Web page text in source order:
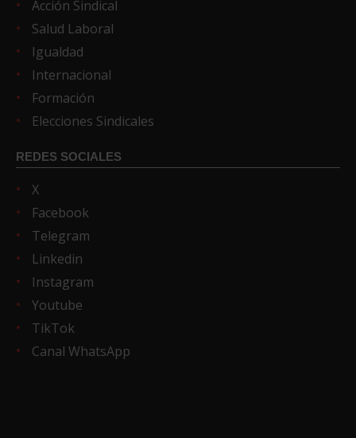
Acción Sindical
Salud Laboral
Igualdad
Internacional
Formación
Elecciones Sindicales
REDES SOCIALES
X
Facebook
Telegram
Linkedin
Instagram
Youtube
TikTok
Canal WhatsApp